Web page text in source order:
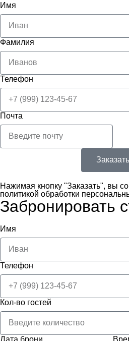
Имя
Фамилия
Телефон
Почта
Заказать
Нажимая кнопку "Заказать", вы
политикой обработки
Забронировать
Имя
Телефон
Кол-во гостей
Дата брони